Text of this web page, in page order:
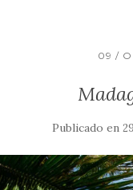
09 /
Publicado en